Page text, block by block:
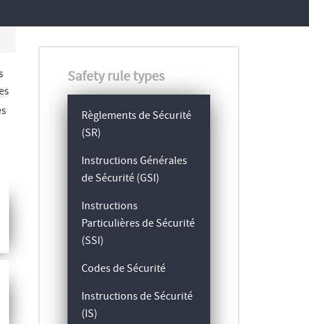
Safety rule types
Règlements de Sécurité
(SR)
Instructions Générales
de Sécurité (GSI)
Instructions
Particulières de Sécurité
(SSI)
Codes de Sécurité
Instructions de Sécurité
(IS)